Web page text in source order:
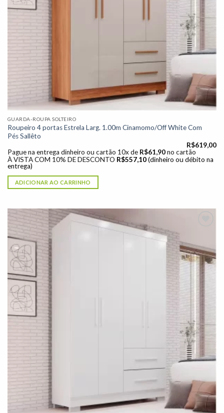
GUARDA-ROUPA SOLTEIRO
Roupeiro 4 portas Estrela Larg. 1.00m Cinamomo/Off White Com
Pés Sallêto
R$619,00
Pague na entrega dinheiro ou cartão 10x de R$61,90 no cartão
À VISTA COM 10% DE DESCONTO R$557,10 (dinheiro ou débito na
entrega)
ADICIONAR AO CARRINHO
Adicionar
à lista de
desejos"